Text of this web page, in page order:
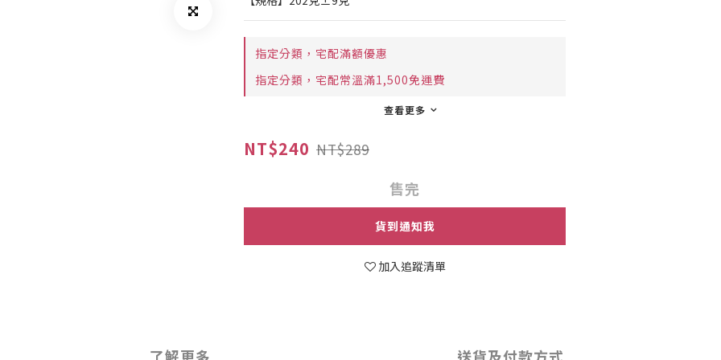
指定分類，宅配滿額優惠
指定分類，宅配常溫滿1,500免運費
查看更多
NT$240 NT$289
售完
貨到通知我
加入追蹤清單